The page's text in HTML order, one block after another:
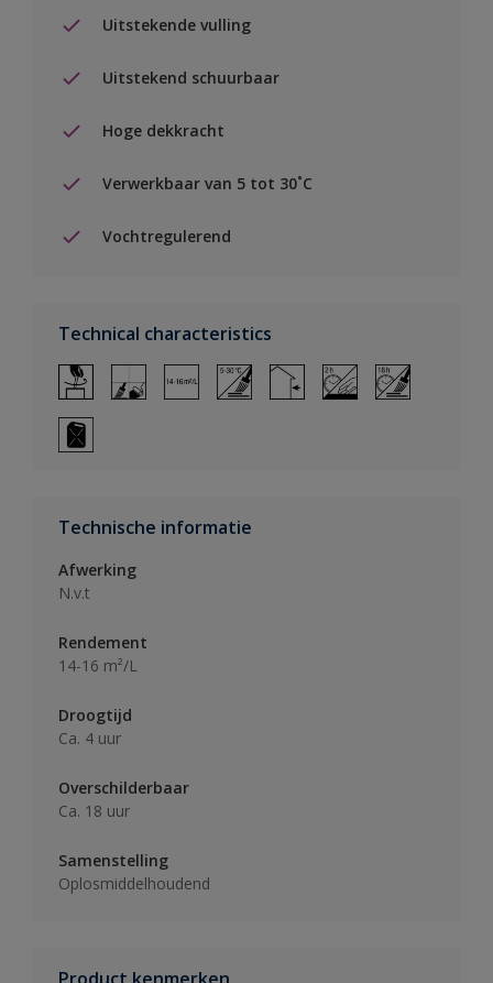
Uitstekende vulling
Uitstekend schuurbaar
Hoge dekkracht
Verwerkbaar van 5 tot 30˚C
Vochtregulerend
Technical characteristics
Technische informatie
Afwerking
N.v.t
Rendement
14-16 m²/L
Droogtijd
Ca. 4 uur
Overschilderbaar
Ca. 18 uur
Samenstelling
Oplosmiddelhoudend